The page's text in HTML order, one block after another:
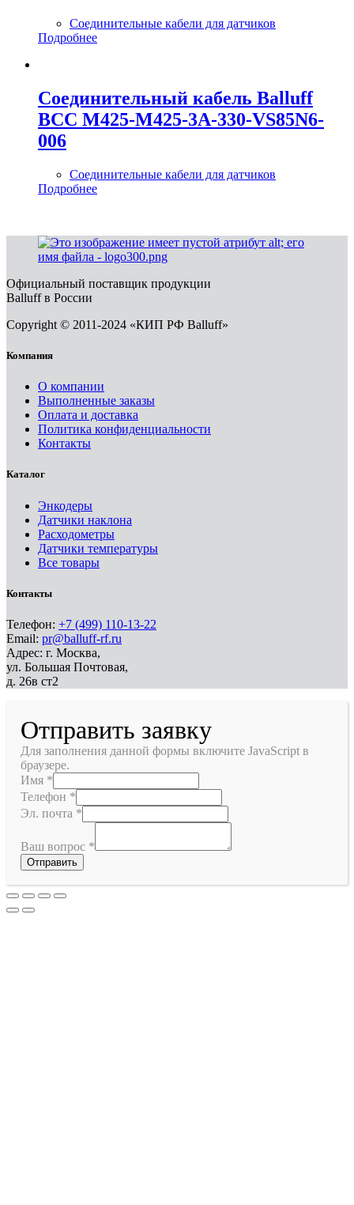
Соединительные кабели для датчиков
Подробнее
Соединительный кабель Balluff
BCC M425-M425-3A-330-VS85N6-
006
Соединительные кабели для датчиков
Подробнее
Официальный поставщик продукции
Balluff в России
Copyright © 2011-2024 «КИП РФ Balluff»
Компания
О компании
Выполненные заказы
Оплата и доставка
Политика конфиденциальности
Контакты
Каталог
Энкодеры
Датчики наклона
Расходометры
Датчики температуры
Все товары
Контакты
Телефон: +7 (499) 110-13-22
Email: pr@balluff-rf.ru
Адрес: г. Москва,
ул. Большая Почтовая,
д. 26в ст2
Отправить заявку
Для заполнения данной формы включите JavaScript в
браузере.
Имя *
Телефон *
Эл. почта *
Ваш вопрос *
Отправить